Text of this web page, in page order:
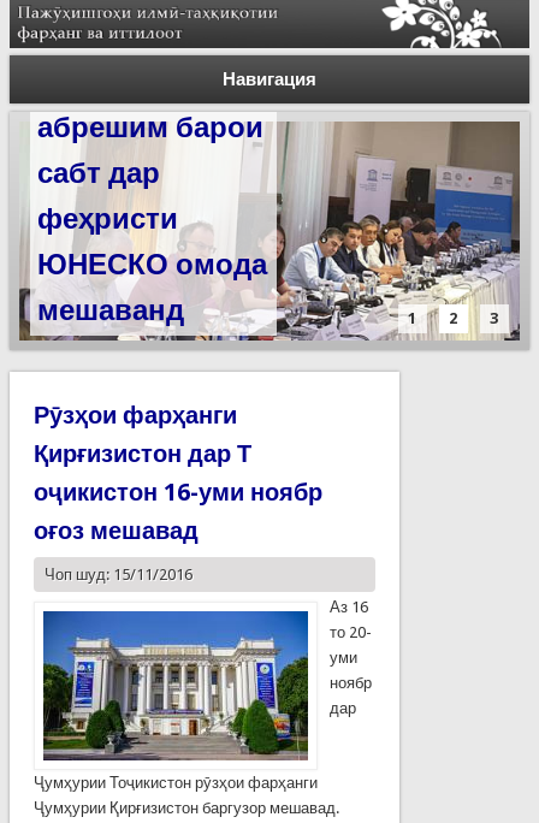
Навигация
Силсилаи
ёдгориҳои роҳи
абрешим барои
сабт дар
феҳристи
ЮНЕСКО омода
мешаванд
1 2 3
Рӯзҳои фарҳанги
Қирғизистон дар Т
оҷикистон 16-уми ноябр
оғоз мешавад
Чоп шуд: 15/11/2016
Аз 16
то 20-
уми
ноябр
дар
Ҷумҳурии Тоҷикистон рӯзҳои фарҳанги
Ҷумҳурии Қирғизистон баргузор мешавад.